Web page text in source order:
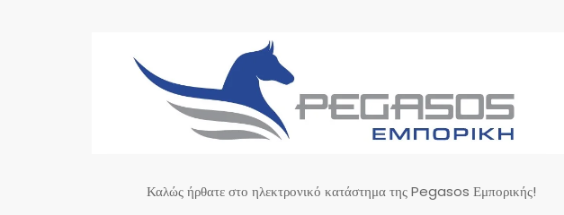
Καλώς ήρθατε στο ηλεκτρονικό κατάστημα της Pegasos Εμπορικής!